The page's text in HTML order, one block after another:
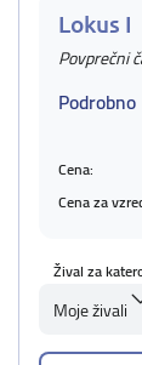
Lokus I
Povprečni
Podrobno
Cena:
Cena za
Žival za
Moje živali